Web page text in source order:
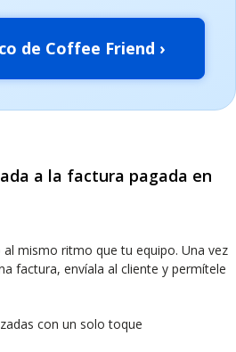
de Coffee Friend ›
a la factura pagada en
al mismo ritmo que tu equipo. Una vez
factura, envíala al cliente y permítele
con un solo toque